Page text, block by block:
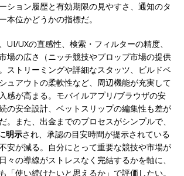
ション履歴と有効期限の見やすさ、通知のタ
本位かどうかの指標だ。
UI/UXの直感性、検索・フィルターの精度、
場の広さ（ニッチ競技やプロップ市場の提供
ストリーミングや詳細なスタッツ、ビルドベ
ュアウトの柔軟性など、周辺機能が充実して
感が高まる。モバイルアプリ/ブラウザの安
の安全設計、ベットスリップの編集性も差が
。また、出金までのプロセスがシンプルで、
明示され、承認の目安時間が提示されている
安が減る。自分にとって重要な競技や市場が
々の導線がストレスなく完結するかを軸に、
「使い続けたいと思えるか」で評価したい。